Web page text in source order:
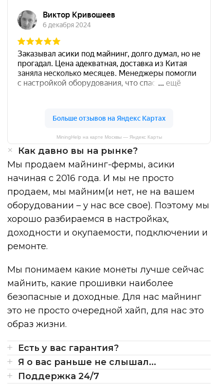
MiningHelp на карте Москвы — Яндекс Карты
Как давно вы на рынке?
Мы продаем майнинг-фермы, асики
начиная с 2016 года. И мы не просто
продаем, мы майним(и нет, не на вашем
оборудовании – у нас все свое). Поэтому мы
хорошо разбираемся в настройках,
доходности и окупаемости, подключении и
ремонте.
Мы понимаем какие монеты лучше сейчас
майнить, какие прошивки наиболее
безопасные и доходные. Для нас майнинг
это не просто очередной хайп, для нас это
образ жизни.
Есть у вас гарантия?
Я о вас раньше не слышал...
Поддержка 24/7